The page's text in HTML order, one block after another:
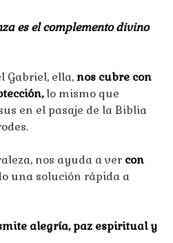
es el complemento divino
Gabriel, ella,nos cubre con
lo mismo que
en el pasaje de la Biblia
nos ayuda a ver con
una solución rápida a
alegría, paz espiritual y